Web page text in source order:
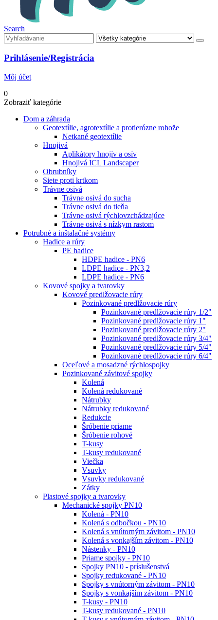
Search
Prihlásenie/Registrácia
Môj účet
0
Zobraziť kategórie
Dom a záhrada
Geotextílie, agrotextílie a protierózne rohože
Netkané geotextílie
Hnojivá
Aplikátory hnojív a osív
Hnojivá ICL Landscaper
Obrubníky
Siete proti krtkom
Trávne osivá
Trávne osivá do sucha
Trávne osivá do tieňa
Trávne osivá rýchlovzchádzajúce
Trávne osivá s nízkym rastom
Potrubné a inštalačné systémy
Hadice a rúry
PE hadice
HDPE hadice - PN6
LDPE hadice - PN3,2
LDPE hadice - PN6
Kovové spojky a tvarovky
Kovové predlžovacie rúry
Pozinkované predlžovacie rúry
Pozinkované predlžovacie rúry 1/2"
Pozinkované predlžovacie rúry 1"
Pozinkované predlžovacie rúry 2"
Pozinkované predlžovacie rúry 3/4"
Pozinkované predlžovacie rúry 5/4"
Pozinkované predlžovacie rúry 6/4"
Oceľové a mosadzné rýchlospojky
Pozinkované závitové spojky
Kolená
Kolená redukované
Nátrubky
Nátrubky redukované
Redukcie
Šróbenie priame
Šróbenie rohové
T-kusy
T-kusy redukované
Viečka
Vsuvky
Vsuvky redukované
Zátky
Plastové spojky a tvarovky
Mechanické spojky PN10
Kolená - PN10
Kolená s odbočkou - PN10
Kolená s vnútorným závitom - PN10
Kolená s vonkajším závitom - PN10
Nástenky - PN10
Priame spojky - PN10
Spojky PN10 - príslušenstvá
Spojky redukované - PN10
Spojky s vnútorným závitom - PN10
Spojky s vonkajším závitom - PN10
T-kusy - PN10
T-kusy redukované - PN10